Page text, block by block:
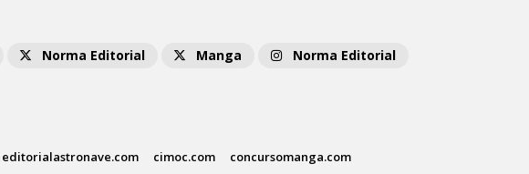
Norma Editorial Manga
Norma Editorial
editorialastronave.com cimoc.com concursomanga.com